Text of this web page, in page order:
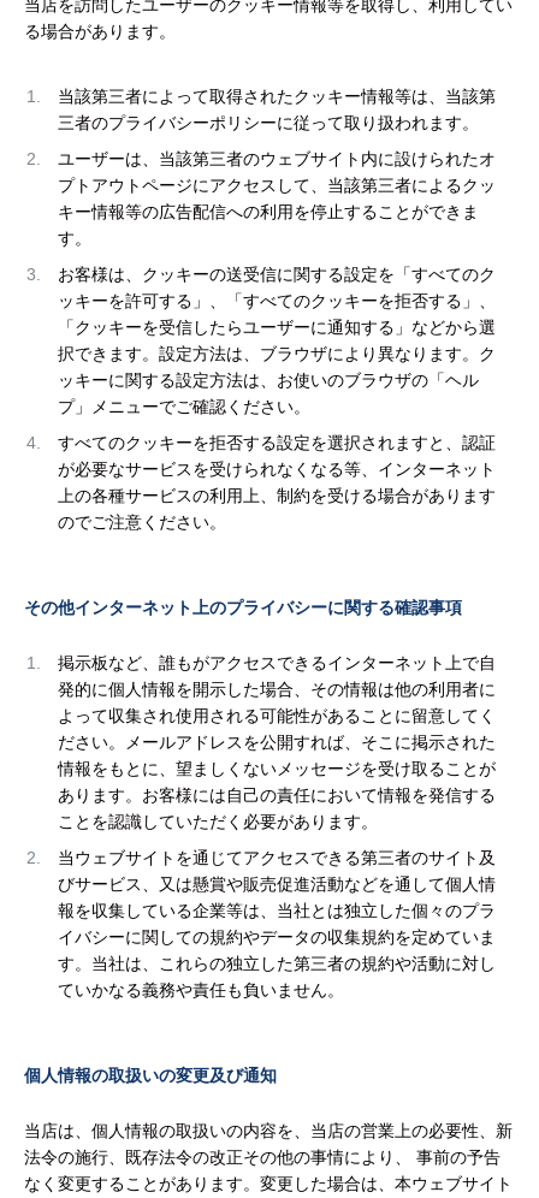
当店を訪問したユーザーのクッキー情報等を取得し、利用してい
る場合があります。
当該第三者によって取得されたクッキー情報等は、当該第
三者のプライバシーポリシーに従って取り扱われます。
ユーザーは、当該第三者のウェブサイト内に設けられたオ
プトアウトページにアクセスして、当該第三者によるクッ
キー情報等の広告配信への利用を停止することができま
す。
お客様は、クッキーの送受信に関する設定を「すべてのク
ッキーを許可する」、「すべてのクッキーを拒否する」、
「クッキーを受信したらユーザーに通知する」などから選
択できます。設定方法は、ブラウザにより異なります。ク
ッキーに関する設定方法は、お使いのブラウザの「ヘル
プ」メニューでご確認ください。
すべてのクッキーを拒否する設定を選択されますと、認証
が必要なサービスを受けられなくなる等、インターネット
上の各種サービスの利用上、制約を受ける場合があります
のでご注意ください。
その他インターネット上のプライバシーに関する確認事項
掲示板など、誰もがアクセスできるインターネット上で自
発的に個人情報を開示した場合、その情報は他の利用者に
よって収集され使用される可能性があることに留意してく
ださい。メールアドレスを公開すれば、そこに掲示された
情報をもとに、望ましくないメッセージを受け取ることが
あります。お客様には自己の責任において情報を発信する
ことを認識していただく必要があります。
当ウェブサイトを通じてアクセスできる第三者のサイト及
びサービス、又は懸賞や販売促進活動などを通して個人情
報を収集している企業等は、当社とは独立した個々のプラ
イバシーに関しての規約やデータの収集規約を定めていま
す。当社は、これらの独立した第三者の規約や活動に対し
ていかなる義務や責任も負いません。
個人情報の取扱いの変更及び通知
当店は、個人情報の取扱いの内容を、当店の営業上の必要性、新
法令の施行、既存法令の改正その他の事情により、 事前の予告
なく変更することがあります。変更した場合は、本ウェブサイト